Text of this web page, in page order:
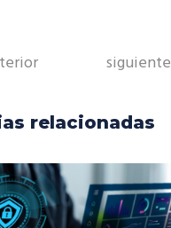
siguiente
relacionadas